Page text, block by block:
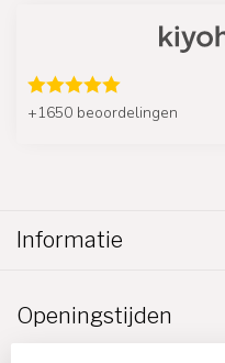
+1650 beoordelingen
Informatie
Openingstijden